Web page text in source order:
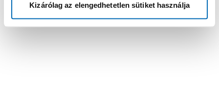
Kizárólag az elengedhetetlen sütiket használja